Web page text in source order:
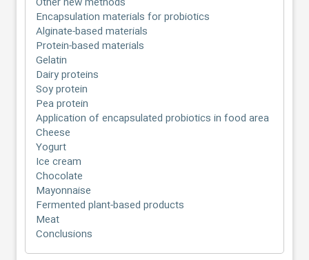
Encapsulation materials for probiotics
Alginate-based materials
Protein-based materials
Gelatin
Dairy proteins
Soy protein
Pea protein
Application of encapsulated probiotics in food area
Cheese
Yogurt
Ice cream
Chocolate
Mayonnaise
Fermented plant-based products
Meat
Conclusions